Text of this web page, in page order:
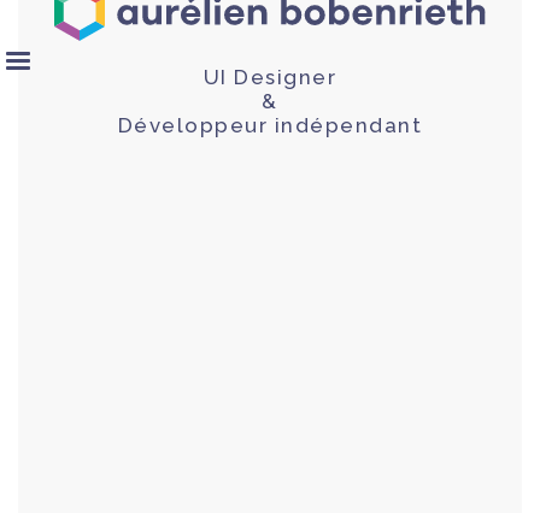
UI Designer
&
Développeur indépendant